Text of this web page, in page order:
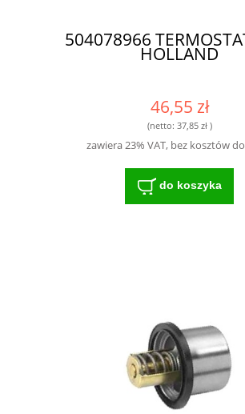
504078966
HOLLAND
46,55 zł
(netto: 37,85 zł)
zawiera 23% VAT, bez kosztów
do koszyka